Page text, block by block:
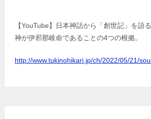
【YouTube】日本神話から「創世記」を語
神が伊邪那岐命であることの4つの根拠。
http://www.tukinohikari.jp/ch/2022/05/21/